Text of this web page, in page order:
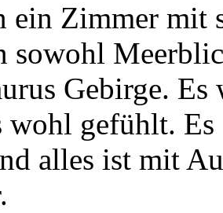
ein Zimmer mit
sowohl
Gebirge.
wohl gefühlt.
alles ist mit